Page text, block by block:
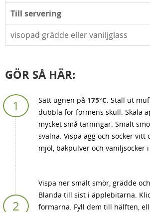
Till servering
visopad grädde eller vaniljglass
GÖR SÅ HÄR:
Sätt ugnen på 175°C. Ställ ut
dubbla för formens skull. Skala
mycket små tärningar. Smält
svalna. Vispa ägg och socker vitt
mjöl, bakpulver och vaniljsocker
Vispa ner smält smör, grädde
Blanda till sist i äpplebitarna.
formarna. Fyll dem till hälften,